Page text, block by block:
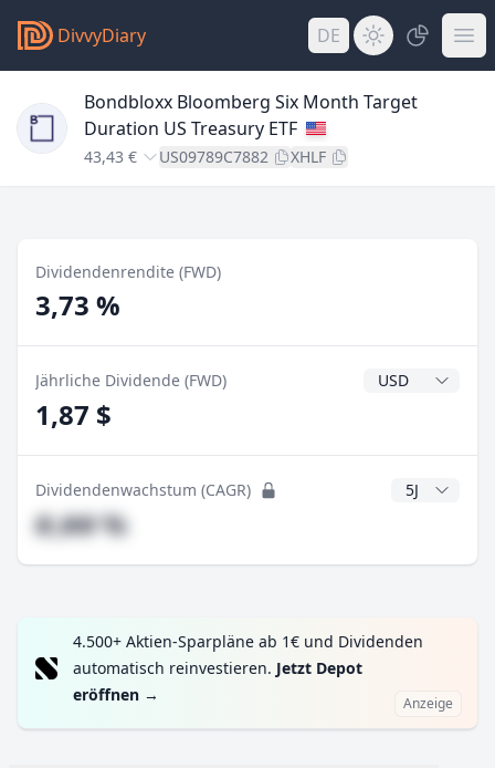
DivvyDiary DE
Bondbloxx Bloomberg Six Month Target
Duration US Treasury ETF
43,43 € US09789C7882 XHLF
Dividendenrendite (FWD)
3,73 %
Jährliche Dividende (FWD)
1,87 $
Dividendenwachstum (CAGR) CAGR Jahre
#,## %
4.500+ Aktien-Sparpläne ab 1€ und Dividenden
automatisch reinvestieren. Jetzt Depot
eröffnen → Anzeige